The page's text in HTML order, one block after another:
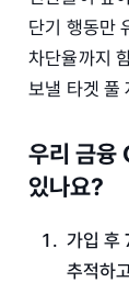
단기 행동만
차단율까지
보낼 타겟 풀
우리 금융
있나요?
가입 후
추적하